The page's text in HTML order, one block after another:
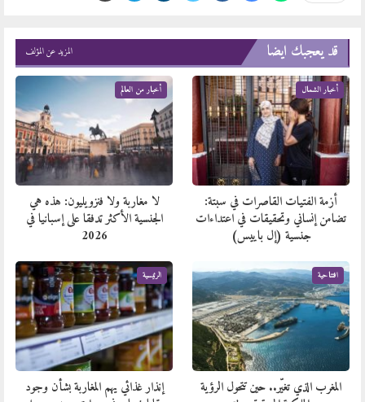
قد يعجبك ايضا المزيد عن المؤلف
أخبار الشمال
أزمة الفتيات القاصرات في سبتة:
تضامن إنساني وتحقيقات في اعتداءات
جنسية (إل باييس)
أخبار من العالم
لا مغاربة ولا فنزويليون: هذه هي
الجنسية الأكثر تدفقا على إسبانيا في
2026
افتتاحية
المغرب الذي تغيّر.. حين تتحول الرؤية
الرئيسية
إنذار غذائي يهم المغاربة بشأن وجود